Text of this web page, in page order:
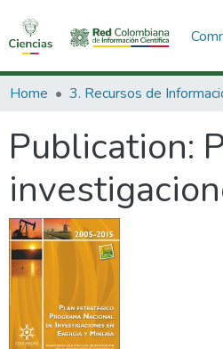
Home
Publication: